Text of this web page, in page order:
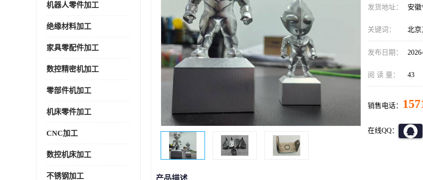
机器人零件加工
绝缘材料加工
家具零配件加工
数控精密机加工
零部件机加工
机床零件加工
CNC加工
数控机床加工
不锈钢加工
发货地址： 安
关键词： 北京
发布日期：
阅 读 量： 43
销售电话：
在线QQ：
产品描述